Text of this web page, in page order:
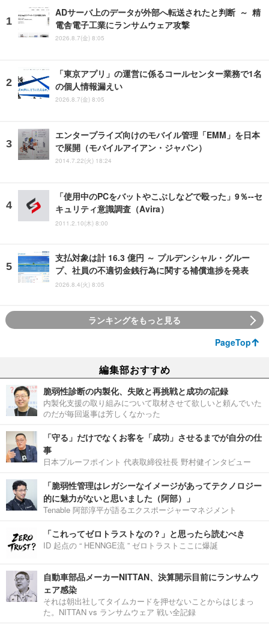
ADサーバ上のデータが外部へ転送されたと判断 ～ 精
電舎電子工業にランサムウェア攻撃
2026.8.7(金) 8:05
「東京アプリ」の運営に係るコールセンター業務で1名
の個人情報漏えい
2026.8.7(金) 8:05
エンタープライズ向けのモバイル管理「EMM」を日本
で展開（モバイルアイアン・ジャパン）
2014.7.22(火) 18:24
「使用中のPCをバットやこぶしなどで殴った」9％--セ
キュリティ意識調査（Avira）
2011.2.10(木) 8:00
支払対象は計 16.3 億円 ～ プルデンシャル・グルー
プ、社員の不適切金銭行為に関する補償進捗を発表
2026.8.4(火) 8:05
ランキングをもっと見る
PageTop
編集部おすすめ
脆弱性診断の内製化、失敗と再挑戦と成功の記録
内製化支援の取り組みについて取材させて欲しいと頼んでいた
のだが毎回返事は芳しくなかった
「守る」だけでなくお客を「成功」させるまでが自分の仕
事
日本プルーフポイント 代表取締役社長 野村健インタビュー
「脆弱性管理はレガシーなイメージがあってテクノロジー
的に魅力がないと思いました（阿部）」
Tenable 阿部淳平が語るエクスポージャーマネジメント
「これってゼロトラストなの？」と思ったら読むべき
ID 起点の “ HENNGE流 ” ゼロトラストここに爆誕
自動車部品メーカーNITTAN、決算開示目前にランサムウ
ェア感染
それは朝出社してタイムカードを押せないことからはじまっ
た。NITTAN vs ランサムウェア 戦い全記録